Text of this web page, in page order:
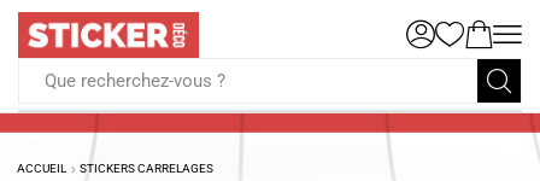
Que recherchez-vous ?
ACCUEIL STICKERS CARRELAGES